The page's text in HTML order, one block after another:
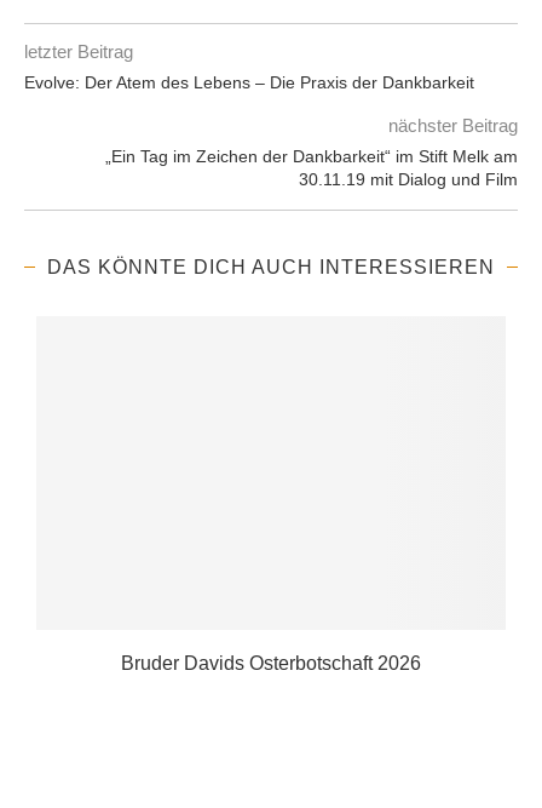
letzter Beitrag
Evolve: Der Atem des Lebens – Die Praxis der Dankbarkeit
nächster Beitrag
„Ein Tag im Zeichen der Dankbarkeit“ im Stift Melk am
30.11.19 mit Dialog und Film
DAS KÖNNTE DICH AUCH INTERESSIEREN
Bruder Davids Osterbotschaft 2026